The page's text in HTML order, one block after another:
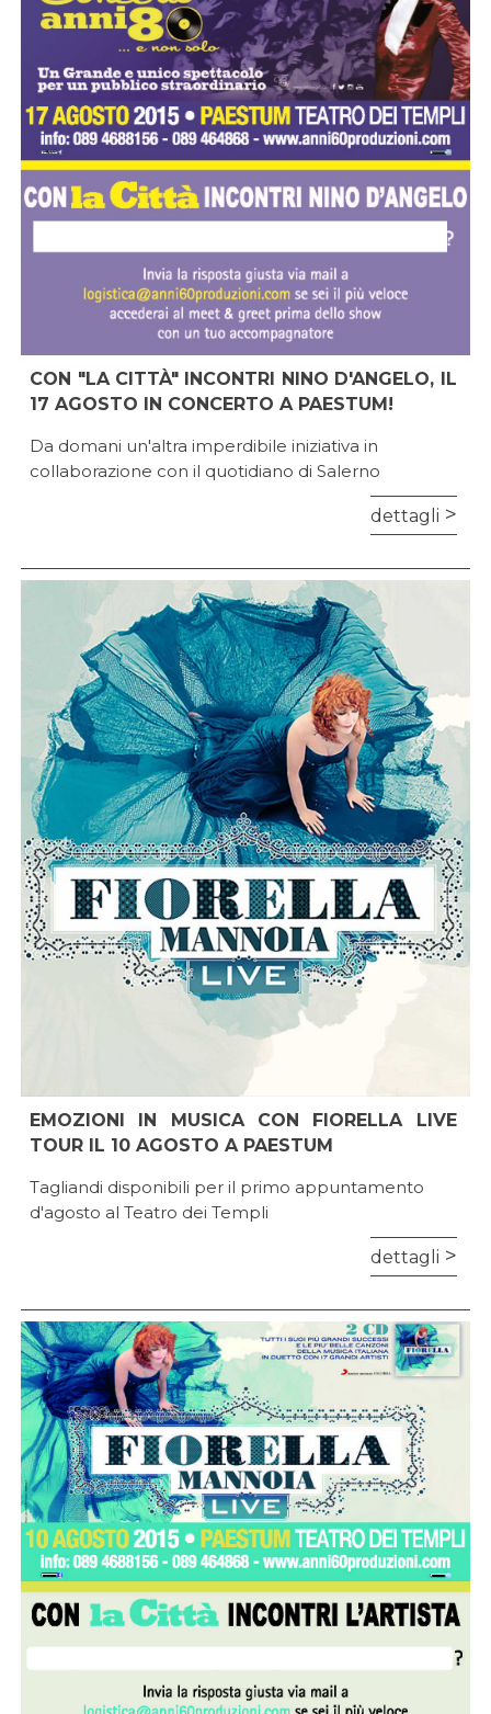
CON "LA CITTÀ" INCONTRI NINO D'ANGELO, IL
17 AGOSTO IN CONCERTO A PAESTUM!
Da domani un'altra imperdibile iniziativa in
collaborazione con il quotidiano di Salerno
dettagli
EMOZIONI IN MUSICA CON FIORELLA LIVE
TOUR IL 10 AGOSTO A PAESTUM
Tagliandi disponibili per il primo appuntamento
d'agosto al Teatro dei Templi
dettagli